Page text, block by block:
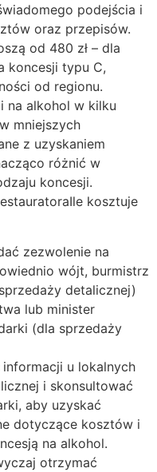
podejścia i
oraz przepisów.
od 480 zł – dla
koncesji typu C,
od regionu.
na alkohol w kilku
mniejszych
z uzyskaniem
różnić w
koncesji.
kosztuje
zezwolenie na
wójt, burmistrz
detalicznej)
lub minister
(dla sprzedaży
u lokalnych
i skonsultować
aby uzyskać
dotyczące kosztów i
na alkohol.
otrzymać